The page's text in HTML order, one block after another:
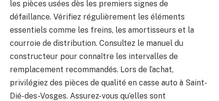
les pièces usées dès les premiers signes de
défaillance. Vérifiez régulièrement les éléments
essentiels comme les freins, les amortisseurs et la
courroie de distribution. Consultez le manuel du
constructeur pour connaître les intervalles de
remplacement recommandés. Lors de l’achat,
privilégiez des pièces de qualité en casse auto à Saint-
Dié-des-Vosges. Assurez-vous qu’elles sont